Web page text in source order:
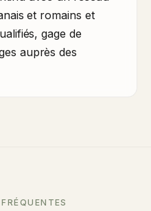
et romains et
gage de
auprès des